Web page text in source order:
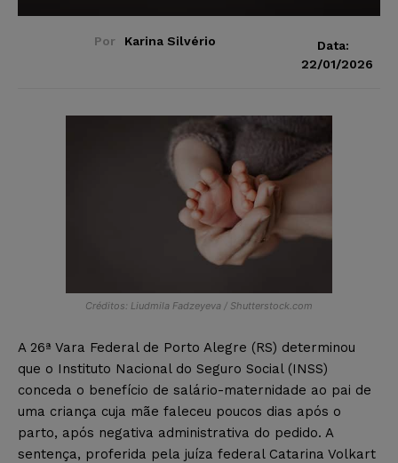
Por Karina Silvério
Data:
22/01/2026
Créditos: Liudmila Fadzeyeva / Shutterstock.com
A 26ª Vara Federal de Porto Alegre (RS) determinou
que o Instituto Nacional do Seguro Social (INSS)
conceda o benefício de salário-maternidade ao pai de
uma criança cuja mãe faleceu poucos dias após o
parto, após negativa administrativa do pedido. A
sentença, proferida pela juíza federal Catarina Volkart